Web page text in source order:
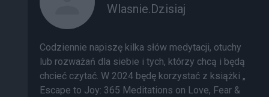
Wlasnie.Dzisiaj
Codziennie napiszę kilka słów medytacji, otuchy
lub rozważań dla siebie i tych, którzy chcą i będą
chcieć czytać. W 2024 będę korzystać z książki „
Escape to Joy: 365 Meditations on Love, Fear &